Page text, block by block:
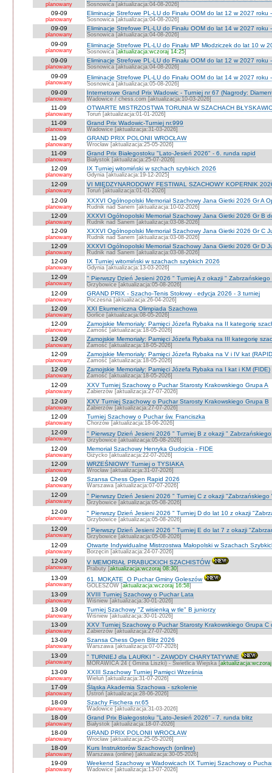
planowany Sosnowica [aktualizacja:04-08-2026]
09-09
planowany
Eliminacje Strefowe PL-LU do Finału OOM do lat 12 w 2027 roku
Sosnowica [aktualizacja:04-08-2026]
09-09
planowany
Eliminacje Strefowe PL-LU do Finału OOM do lat 14 w 2027 roku
Sosnowica [aktualizacja:04-08-2026]
09-09
planowany
Eliminacje Strefowe PL-LU do Finału MP Młodziczek do lat 10 w
Sosnowica [aktualizacja:wczoraj 14:25]
09-09
planowany
Eliminacje Strefowe PL-LU do Finału OOM do lat 12 w 2027 roku
Sosnowica [aktualizacja:04-08-2026]
09-09
planowany
Eliminacje Strefowe PL-LU do Finału OOM do lat 14 w 2027 roku
Sosnowica [aktualizacja:05-08-2026]
09-09
planowany
Internetowe Grand Prix Wadowic - Turniej nr 67 (Nagrody:
Wadowice / chess.com [aktualizacja:10-03-2026]
11-09
planowany
OTWARTE MISTRZOSTWA TORUNIA W SZACHACH
Toruń [aktualizacja:01-01-2026]
11-09
planowany
Grand Prix Wadowic-Turniej nr.999
Wadowice [aktualizacja:31-03-2026]
11-09
planowany
GRAND PRIX POLONII WROCŁAW
Wrocław [aktualizacja:25-05-2026]
11-09
planowany
Grand Prix Białegostoku "Lato-Jesień 2026" - 6. runda rapid
Białystok [aktualizacja:25-07-2026]
12-09
planowany
IX Turniej witomiński w szchach szybkich 2026
Gdynia [aktualizacja:19-12-2025]
12-09
planowany
VI MIĘDZYNARODOWY FESTIWAL SZACHOWY KOPERNIK
Toruń [aktualizacja:01-01-2026]
12-09
planowany
XXXVI Ogólnopolski Memoriał Szachowy Jana Gietki 2026 Gr A
Rudnik nad Sanem [aktualizacja:10-02-2026]
12-09
planowany
XXXVI Ogólnopolski Memoriał Szachowy Jana Gietki 2026 Gr B
Rudnik nad Sanem [aktualizacja:03-08-2026]
12-09
planowany
XXXVI Ogólnopolski Memoriał Szachowy Jana Gietki 2026 Gr C
Rudnik nad Sanem [aktualizacja:03-08-2026]
12-09
planowany
XXXVI Ogólnopolski Memoriał Szachowy Jana Gietki 2026 Gr D
Rudnik nad Sanem [aktualizacja:03-08-2026]
12-09
planowany
IX Turniej witomiński w szachach szybkich 2026
Gdynia [aktualizacja:13-03-2026]
12-09
planowany
" Pierwszy Dzień Jesieni 2026 " Turniej A z okazji " Zabrzańskiego
Grzybowice [aktualizacja:05-08-2026]
12-09
planowany
GRAND PRIX - Szacho-Tenis Stołowy - edycja 2026 - 3 turniej
Poczesna [aktualizacja:26-04-2026]
12-09
planowany
XXI Ekumeniczna Olimpiada Szachowa
Gorlice [aktualizacja:08-05-2026]
12-09
planowany
Zamojskie Memoriały: Pamięci Józefa Rybaka na II kategorię
Zamość [aktualizacja:18-05-2026]
12-09
planowany
Zamojskie Memoriały: Pamięci Józefa Rybaka na III kategorię
Zamość [aktualizacja:18-05-2026]
12-09
planowany
Zamojskie Memoriały: Pamięci Józefa Rybaka na V i IV kat
Zamość [aktualizacja:18-05-2026]
12-09
planowany
Zamojskie Memoriały: Pamięci Józefa Rybaka na I kat i KM (FIDE)
Zamość [aktualizacja:18-05-2026]
12-09
planowany
XXV Turniej Szachowy o Puchar Starosty Krakowskiego Grupa A
Zabierzów [aktualizacja:27-07-2026]
12-09
planowany
XXV Turniej Szachowy o Puchar Starosty Krakowskiego Grupa B
Zabierzów [aktualizacja:27-07-2026]
12-09
planowany
Turniej Szachowy o Puchar św. Franciszka
Chorzów [aktualizacja:18-06-2026]
12-09
planowany
" Pierwszy Dzień Jesieni 2026 " Turniej B z okazji "
Grzybowice [aktualizacja:05-08-2026]
12-09
planowany
Memoriał Szachowy Henryka Gudojcia - FIDE
Giżycko [aktualizacja:22-07-2026]
12-09
planowany
WRZEŚNIOWY Turniej o TYSIAKA
Wrocław [aktualizacja:31-07-2026]
12-09
planowany
Szansa Chess Open Rapid 2026
Warszawa [aktualizacja:07-07-2026]
12-09
planowany
" Pierwszy Dzień Jesieni 2026 " Turniej C z okazji "Zabrzańskiego
Grzybowice [aktualizacja:05-08-2026]
12-09
planowany
" Pierwszy Dzień Jesieni 2026 " Turniej D do lat 10 z okazji
Grzybowice [aktualizacja:05-08-2026]
12-09
planowany
" Pierwszy Dzień Jesieni 2026 " Turniej E do lat 7 z okazji
Grzybowice [aktualizacja:05-08-2026]
12-09
planowany
Otwarte Indywidualne Mistrzostwa Małopolski w Szachach
Borzęcin [aktualizacja:24-07-2026]
12-09
planowany
V MEMORIAŁ PRABUCKICH SZACHISTÓW
Prabuty [aktualizacja:wczoraj 08:30]
13-09
planowany
61. MOKATE_O Puchar Gminy Goleszów
GOLESZÓW [aktualizacja:wczoraj 16:58]
13-09
planowany
XVIII Turniej Szachowy o Puchar Lata
Wiśniew [aktualizacja:30-01-2026]
13-09
planowany
Turniej Szachowy "Z wisienką w tle" B juniorzy
Wiśniew [aktualizacja:30-01-2026]
13-09
planowany
XXV Turniej Szachowy o Puchar Starosty Krakowskiego Grupa C
Zabierzów [aktualizacja:27-07-2026]
13-09
planowany
Szansa Chess Open Blitz 2026
Warszawa [aktualizacja:07-07-2026]
13-09
planowany
" TURNIEJ dla LAURKI " - ZAWODY CHARYTATYWNE
MORAWICA 24 ( Gmina Liszki) - Świetlica Wiejska [
13-09
planowany
XXIII Szachowy Turniej Pamięci Września
Wieluń [aktualizacja:31-07-2026]
17-09
planowany
Śląska Akademia Szachowa - szkolenie
Ustroń [aktualizacja:28-06-2026]
18-09
planowany
Szachy Fischera nr.65
Wadowice [aktualizacja:31-03-2026]
18-09
planowany
Grand Prix Białegostoku "Lato-Jesień 2026" - 7. runda blitz
Białystok [aktualizacja:18-07-2026]
18-09
planowany
GRAND PRIX POLONII WROCŁAW
Wrocław [aktualizacja:25-05-2026]
18-09
planowany
Kurs Instruktorów Szachowych (online)
Warszawa (online) [aktualizacja:30-05-2026]
19-09
planowany
Weekend Szachowy w Wadowicach IX Turniej Szachowy o
Wadowice [aktualizacja:13-07-2026]